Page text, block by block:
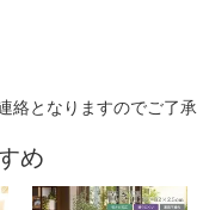
絡となりますのでご了承
め